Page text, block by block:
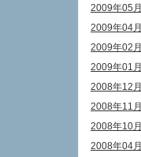
2009年05月
2009年04月
2009年02月
2009年01月
2008年12月
2008年11月
2008年10月
2008年04月